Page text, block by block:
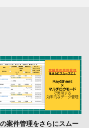
案件管理をさらにスムー